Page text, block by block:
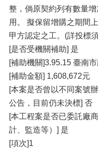
整，倘原契約列有數量
用。 擬保留增購之期間
甲方認定之工。(詳投標
[是否受機關補助] 是
[補助機關]3.95.15 臺南
[補助金額] 1,608,672元
[本案是否曾以不同案號
公告，目前仍未決標] 否
[本工程案是否已委託廠
計、監造等）] 是
[項次]1